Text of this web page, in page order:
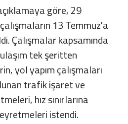
göre, 29
13 Temmuz'a
Çalışmalar kapsamında
tek şeritten
yol yapım çalışmaları
trafik işaret ve
hız sınırlarına
istendi.